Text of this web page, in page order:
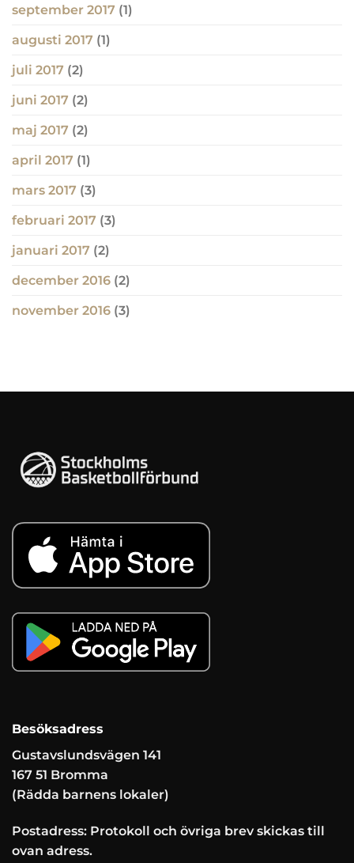
september 2017 (1)
augusti 2017 (1)
juli 2017 (2)
juni 2017 (2)
maj 2017 (2)
april 2017 (1)
mars 2017 (3)
februari 2017 (3)
januari 2017 (2)
december 2016 (2)
november 2016 (3)
Besöksadress
Gustavslundsvägen 141
167 51 Bromma
(Rädda barnens lokaler)
Postadress: Protokoll och övriga brev skickas till
ovan adress.